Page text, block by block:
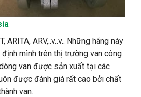
ARITA, ARV,..v..v.. Những hãng này
mình trên thị trường van công
van được sản xuất tại các
được đánh giá rất cao bởi chất
van.